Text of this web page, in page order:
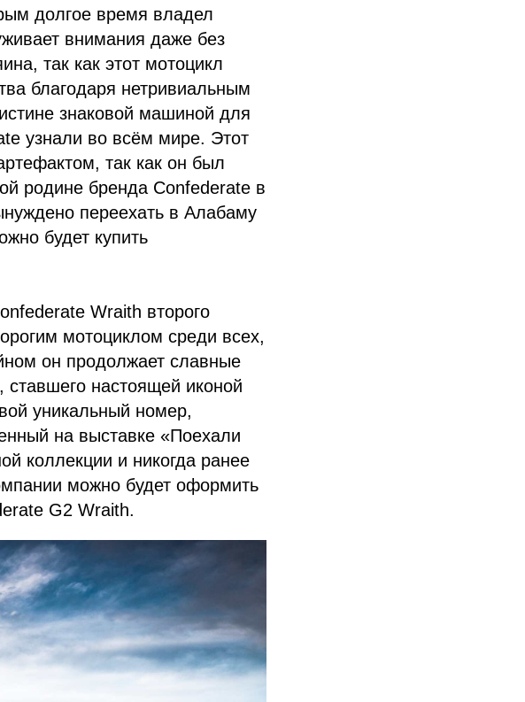
долгое время владел
внимания даже без
так как этот мотоцикл
благодаря нетривиальным
знаковой машиной для
узнали во всём мире. Этот
так как он был
родине бренда Confederate в
переехать в Алабаму
будет купить
Wraith второго
мотоциклом среди всех,
он продолжает славные
ставшего настоящей иконой
уникальный номер,
на выставке «Поехали
коллекции и никогда ранее
можно будет оформить
G2 Wraith.